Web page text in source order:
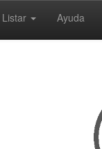
Listar Ayuda